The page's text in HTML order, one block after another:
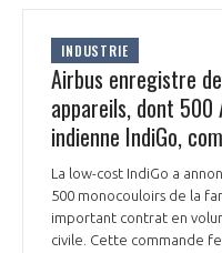
INDUSTRIE
Airbus enregistre
appareils, dont 500
indienne IndiGo,
La low-cost IndiGo a
500 monocouloirs de la
important contrat en
civile. Cette commande